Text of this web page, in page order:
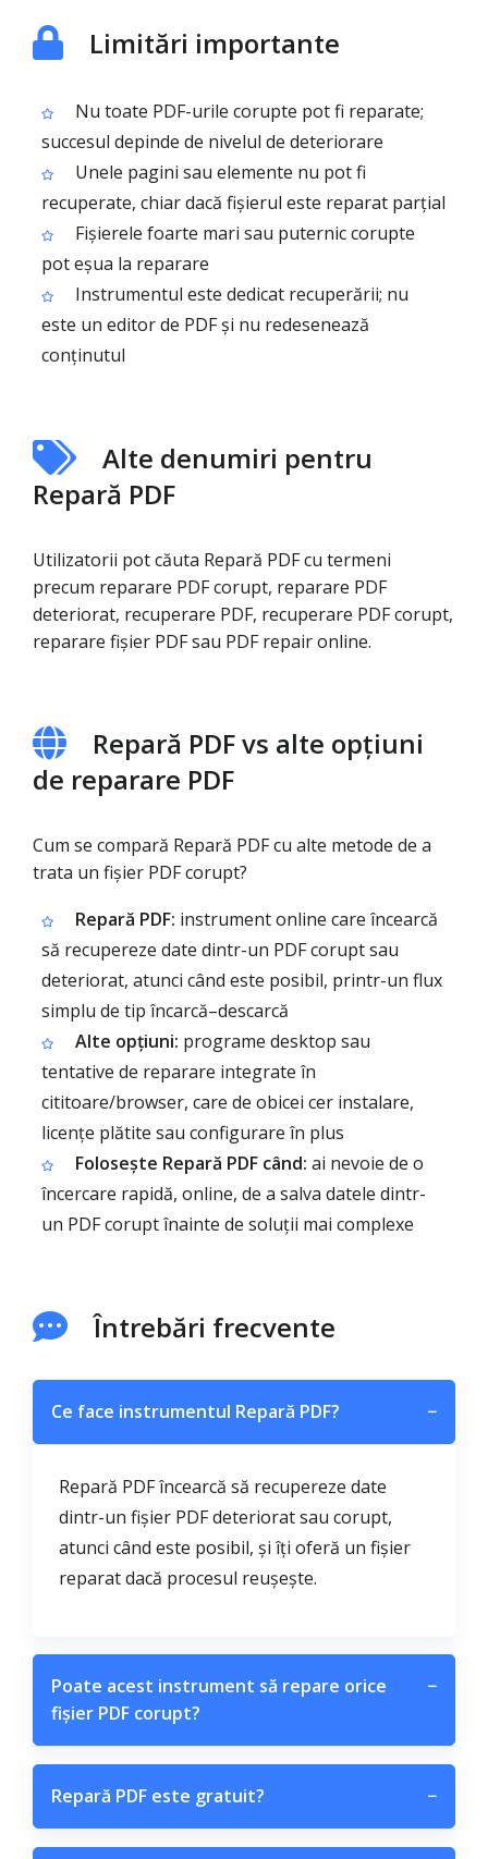
Limitări importante
Nu toate PDF-urile corupte pot fi reparate;
succesul depinde de nivelul de deteriorare
Unele pagini sau elemente nu pot fi
recuperate, chiar dacă fișierul este reparat parțial
Fișierele foarte mari sau puternic corupte
pot eșua la reparare
Instrumentul este dedicat recuperării; nu
este un editor de PDF și nu redesenează
conținutul
Alte denumiri pentru
Repară PDF
Utilizatorii pot căuta Repară PDF cu termeni
precum reparare PDF corupt, reparare PDF
deteriorat, recuperare PDF, recuperare PDF corupt,
reparare fișier PDF sau PDF repair online.
Repară PDF vs alte opțiuni
de reparare PDF
Cum se compară Repară PDF cu alte metode de a
trata un fișier PDF corupt?
Repară PDF: instrument online care încearcă
să recupereze date dintr-un PDF corupt sau
deteriorat, atunci când este posibil, printr-un flux
simplu de tip încarcă–descarcă
Alte opțiuni: programe desktop sau
tentative de reparare integrate în
cititoare/browser, care de obicei cer instalare,
licențe plătite sau configurare în plus
Folosește Repară PDF când: ai nevoie de o
încercare rapidă, online, de a salva datele dintr-
un PDF corupt înainte de soluții mai complexe
Întrebări frecvente
Ce face instrumentul Repară PDF? −
Repară PDF încearcă să recupereze date
dintr-un fișier PDF deteriorat sau corupt,
atunci când este posibil, și îți oferă un fișier
reparat dacă procesul reușește.
Poate acest instrument să repare orice
fișier PDF corupt?
−
Repară PDF este gratuit? −